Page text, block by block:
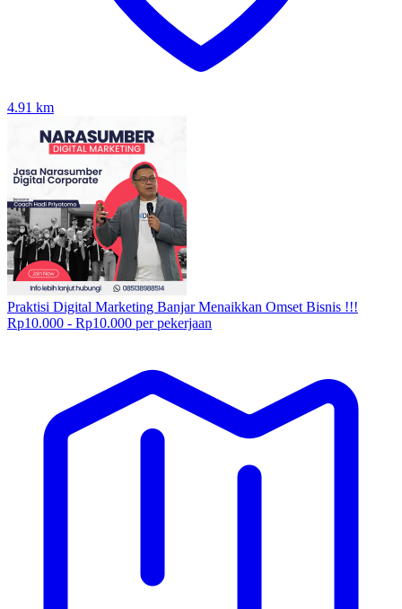
4.91 km
Praktisi Digital Marketing Banjar Menaikkan Omset Bisnis !!!
Rp10.000 - Rp10.000 per pekerjaan